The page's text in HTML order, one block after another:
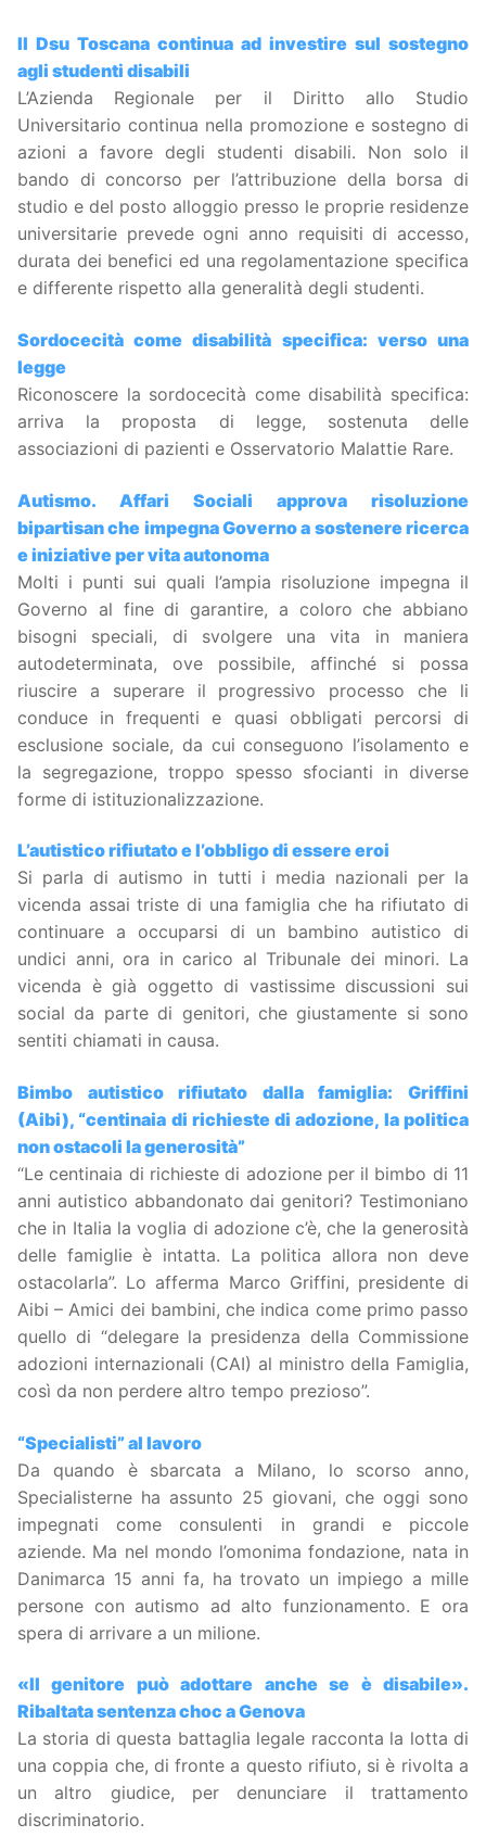
Il Dsu Toscana continua ad investire sul sostegno
agli studenti disabili
L’Azienda Regionale per il Diritto allo Studio
Universitario continua nella promozione e sostegno di
azioni a favore degli studenti disabili. Non solo il
bando di concorso per l’attribuzione della borsa di
studio e del posto alloggio presso le proprie residenze
universitarie prevede ogni anno requisiti di accesso,
durata dei benefici ed una regolamentazione specifica
e differente rispetto alla generalità degli studenti.
Sordocecità come disabilità specifica: verso una
legge
Riconoscere la sordocecità come disabilità specifica:
arriva la proposta di legge, sostenuta delle
associazioni di pazienti e Osservatorio Malattie Rare.
Autismo. Affari Sociali approva risoluzione
bipartisan che impegna Governo a sostenere ricerca
e iniziative per vita autonoma
Molti i punti sui quali l’ampia risoluzione impegna il
Governo al fine di garantire, a coloro che abbiano
bisogni speciali, di svolgere una vita in maniera
autodeterminata, ove possibile, affinché si possa
riuscire a superare il progressivo processo che li
conduce in frequenti e quasi obbligati percorsi di
esclusione sociale, da cui conseguono l’isolamento e
la segregazione, troppo spesso sfocianti in diverse
forme di istituzionalizzazione.
L’autistico rifiutato e l’obbligo di essere eroi
Si parla di autismo in tutti i media nazionali per la
vicenda assai triste di una famiglia che ha rifiutato di
continuare a occuparsi di un bambino autistico di
undici anni, ora in carico al Tribunale dei minori. La
vicenda è già oggetto di vastissime discussioni sui
social da parte di genitori, che giustamente si sono
sentiti chiamati in causa.
Bimbo autistico rifiutato dalla famiglia: Griffini
(Aibi), “centinaia di richieste di adozione, la politica
non ostacoli la generosità”
“Le centinaia di richieste di adozione per il bimbo di 11
anni autistico abbandonato dai genitori? Testimoniano
che in Italia la voglia di adozione c’è, che la generosità
delle famiglie è intatta. La politica allora non deve
ostacolarla”. Lo afferma Marco Griffini, presidente di
Aibi – Amici dei bambini, che indica come primo passo
quello di “delegare la presidenza della Commissione
adozioni internazionali (CAI) al ministro della Famiglia,
così da non perdere altro tempo prezioso”.
“Specialisti” al lavoro
Da quando è sbarcata a Milano, lo scorso anno,
Specialisterne ha assunto 25 giovani, che oggi sono
impegnati come consulenti in grandi e piccole
aziende. Ma nel mondo l’omonima fondazione, nata in
Danimarca 15 anni fa, ha trovato un impiego a mille
persone con autismo ad alto funzionamento. E ora
spera di arrivare a un milione.
«Il genitore può adottare anche se è disabile».
Ribaltata sentenza choc a Genova
La storia di questa battaglia legale racconta la lotta di
una coppia che, di fronte a questo rifiuto, si è rivolta a
un altro giudice, per denunciare il trattamento
discriminatorio.